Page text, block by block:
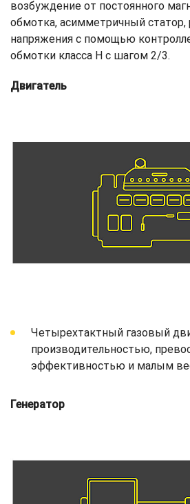
возбуждение от постоянного
обмотка, асимметричный статор,
напряжения с помощью
обмотки класса H с шагом 2/3.
Двигатель
Четырехтактный газовый
производительностью,
эффективностью и малым
Генератор